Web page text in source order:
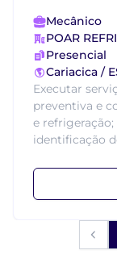
Mecânico
POAR
Presencial
Cariacica /
Executar
preventiva e
e
identificação